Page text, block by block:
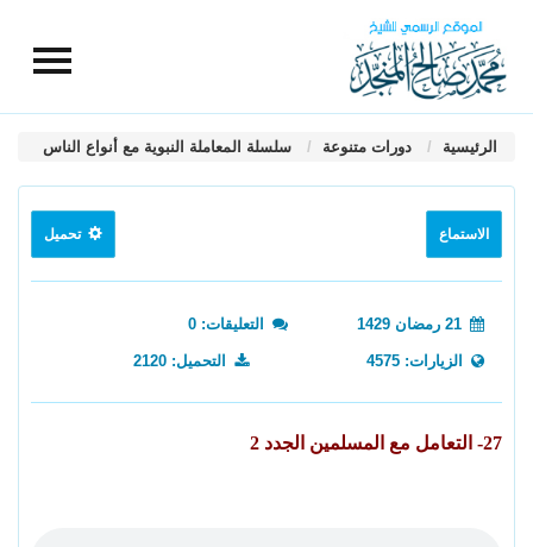
الرئيسية دورات متنوعة سلسلة المعاملة النبوية مع أنواع الناس
الاستماع تحميل
التعليقات: 0
الزيارات: 4575 التحميل: 2120
27- التعامل مع المسلمين الجدد 2